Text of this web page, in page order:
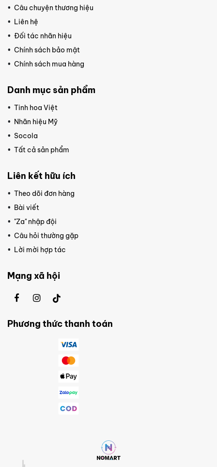
Câu chuyện thương hiệu
Liên hệ
Đối tác nhãn hiệu
Chính sách bảo mật
Chính sách mua hàng
Danh mục sản phẩm
Tinh hoa Việt
Nhãn hiệu Mỹ
Socola
Tất cả sản phẩm
Liên kết hữu ích
Theo dõi đơn hàng
Bài viết
"Za" nhập đội
Câu hỏi thường gặp
Lời mời hợp tác
Mạng xã hội
Phương thức thanh toán